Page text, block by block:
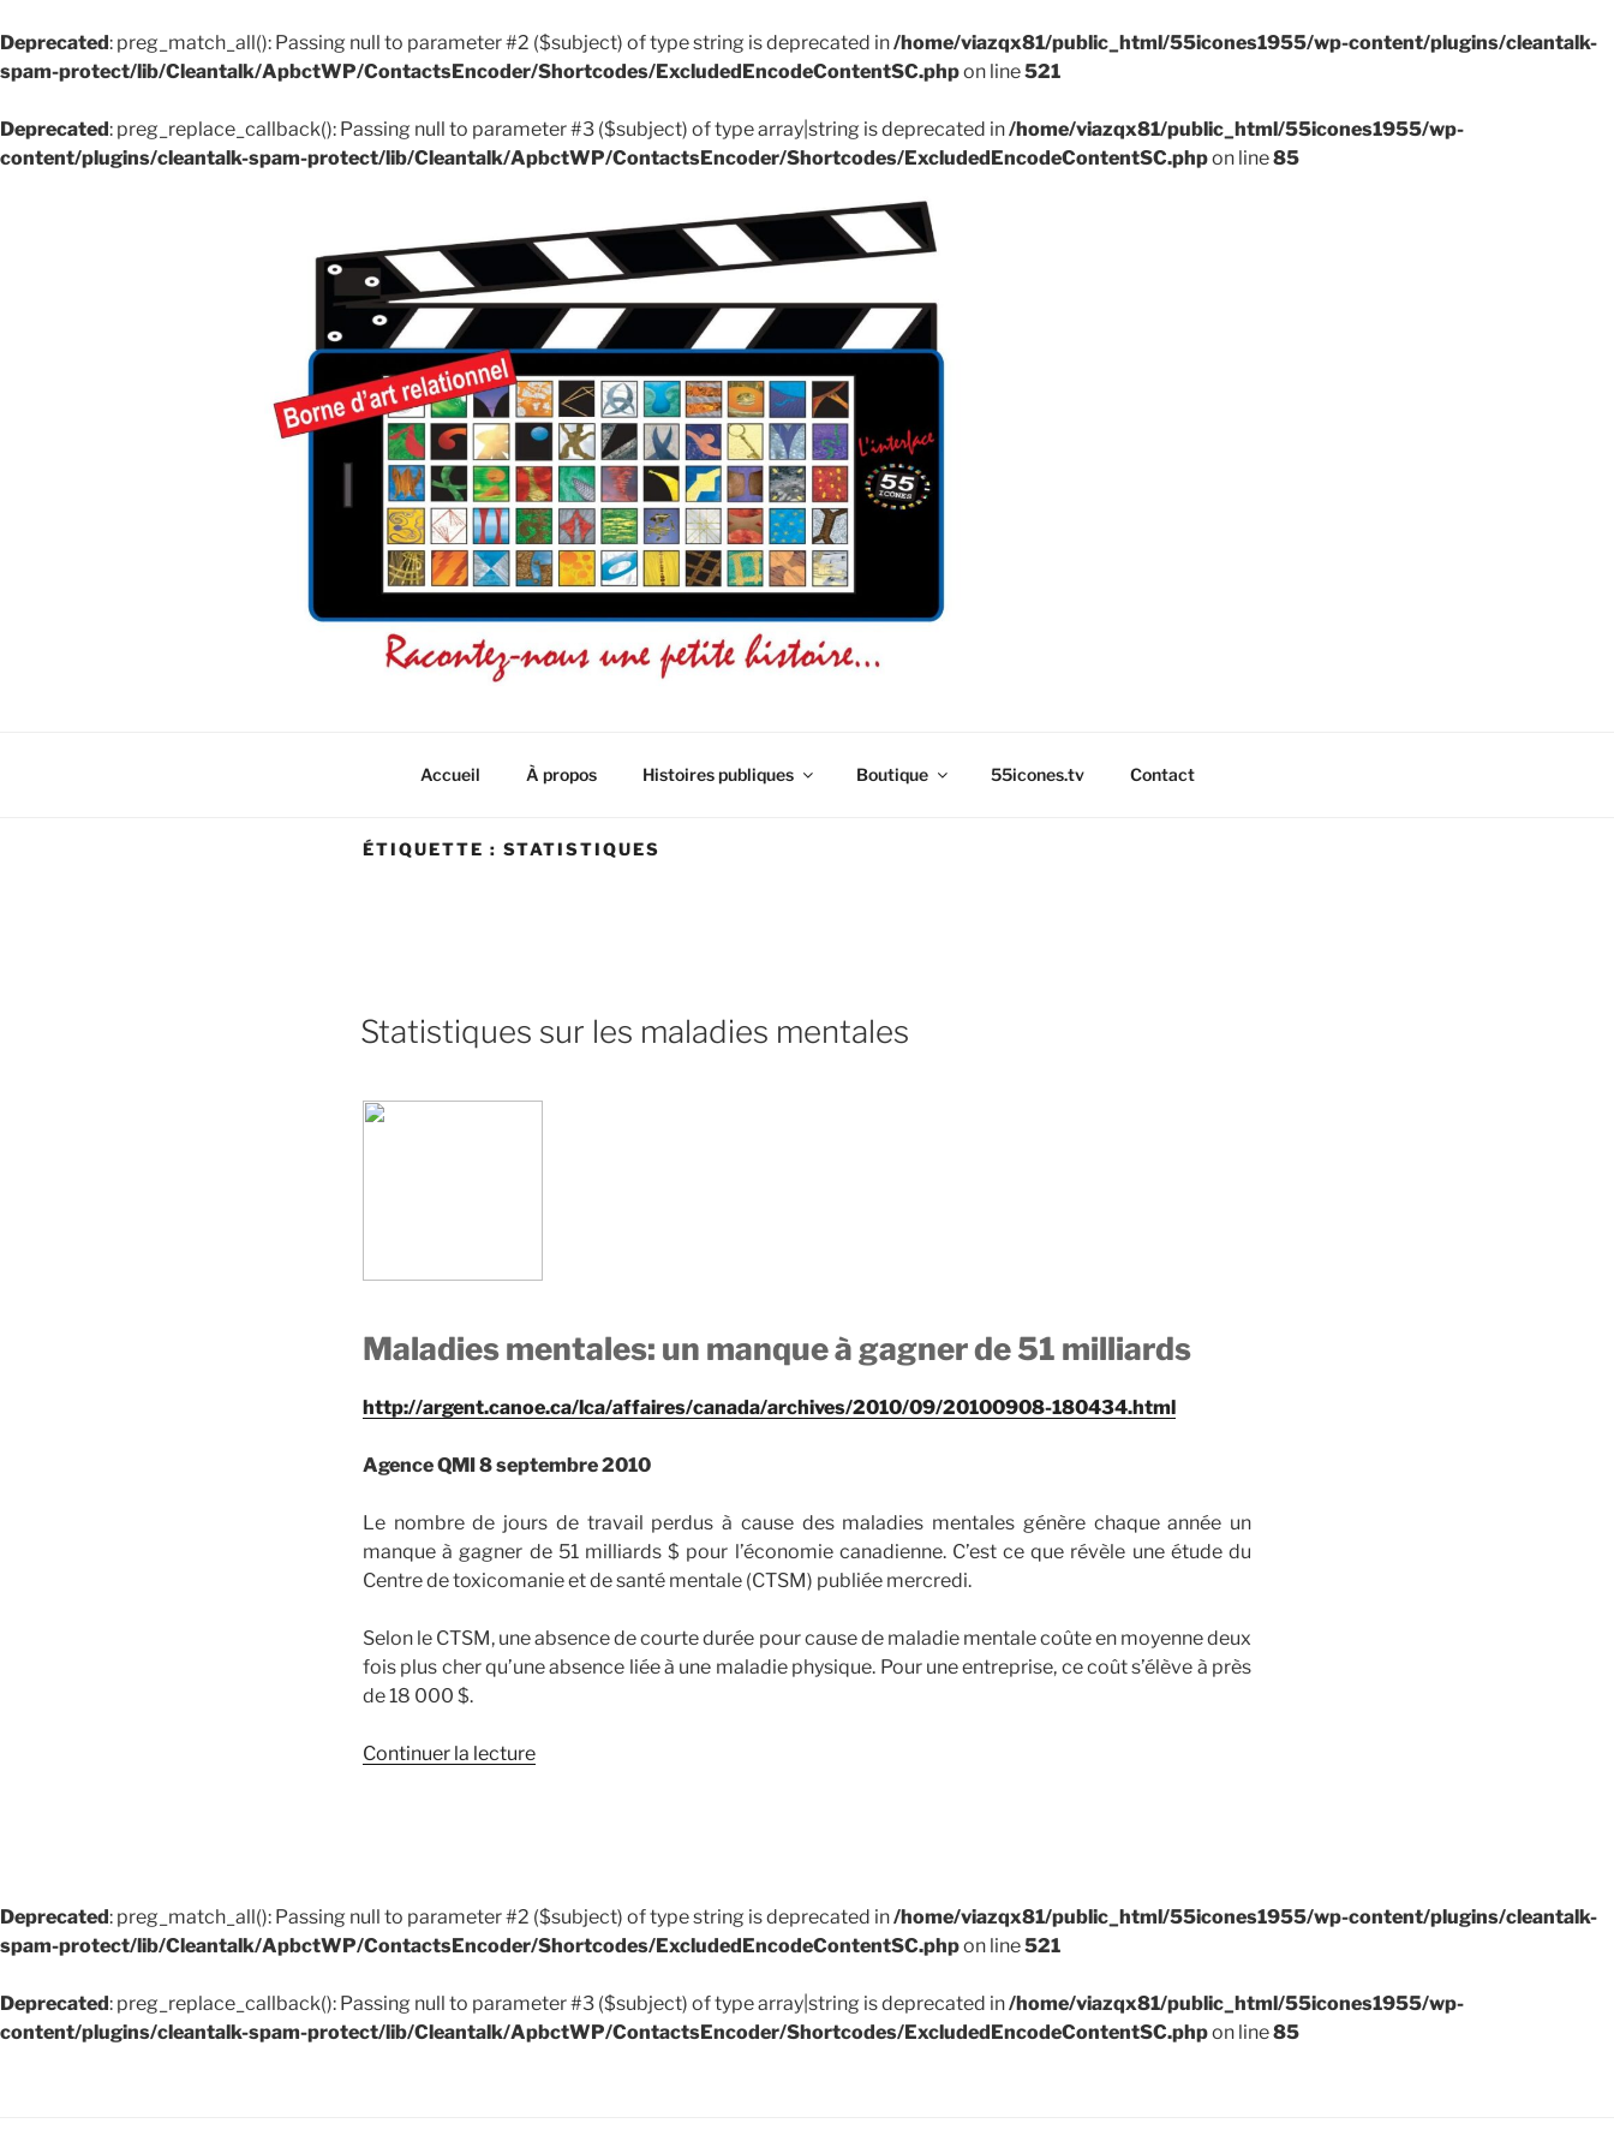
Deprecated: preg_match_all(): Passing null to parameter #2 ($subject) of type string is deprecated in/home/viazqx81/public_html/55icones1955/wp-content/plugins/cleantalk-
spam-protect/lib/Cleantalk/ApbctWP/ContactsEncoder/Shortcodes/ExcludedEncodeContentSC.phpon line521
Deprecated: preg_replace_callback(): Passing null to parameter #3 ($subject) of type array|string is deprecated in/home/viazqx81/public_html/55icones1955/wp-
content/plugins/cleantalk-spam-protect/lib/Cleantalk/ApbctWP/ContactsEncoder/Shortcodes/ExcludedEncodeContentSC.phpon line85
Accueil À propos Histoires publiques Boutique 55icones.tv Contact
ÉTIQUETTE : STATISTIQUES
Statistiques sur les maladies mentales
Maladies mentales: un manque à gagner de 51 milliards
http://argent.canoe.ca/lca/affaires/canada/archives/2010/09/20100908-180434.html
Agence QMI 8 septembre 2010
Le nombre de jours de travail perdus à cause des maladies mentales génère chaque année un
manque à gagner de 51 milliards $ pour l’économie canadienne. C’est ce que révèle une étude du
Centre de toxicomanie et de santé mentale (CTSM) publiée mercredi.
Selon le CTSM, une absence de courte durée pour cause de maladie mentale coûte en moyenne deux
fois plus cher qu’une absence liée à une maladie physique. Pour une entreprise, ce coût s’élève à près
de 18 000 $.
Continuer la lecturede
Deprecated: preg_match_all(): Passing null to parameter #2 ($subject) of type string is deprecated in/home/viazqx81/public_html/55icones1955/wp-content/plugins/cleantalk-
spam-protect/lib/Cleantalk/ApbctWP/ContactsEncoder/Shortcodes/ExcludedEncodeContentSC.phpon line521
Deprecated: preg_replace_callback(): Passing null to parameter #3 ($subject) of type array|string is deprecated in/home/viazqx81/public_html/55icones1955/wp-
content/plugins/cleantalk-spam-protect/lib/Cleantalk/ApbctWP/ContactsEncoder/Shortcodes/ExcludedEncodeContentSC.phpon line85